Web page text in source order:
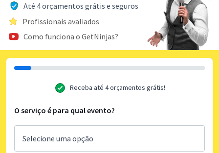
Até 4 orçamentos grátis e seguros
Profissionais avaliados
Como funciona o GetNinjas?
Receba até 4 orçamentos grátis!
O serviço é para qual evento?